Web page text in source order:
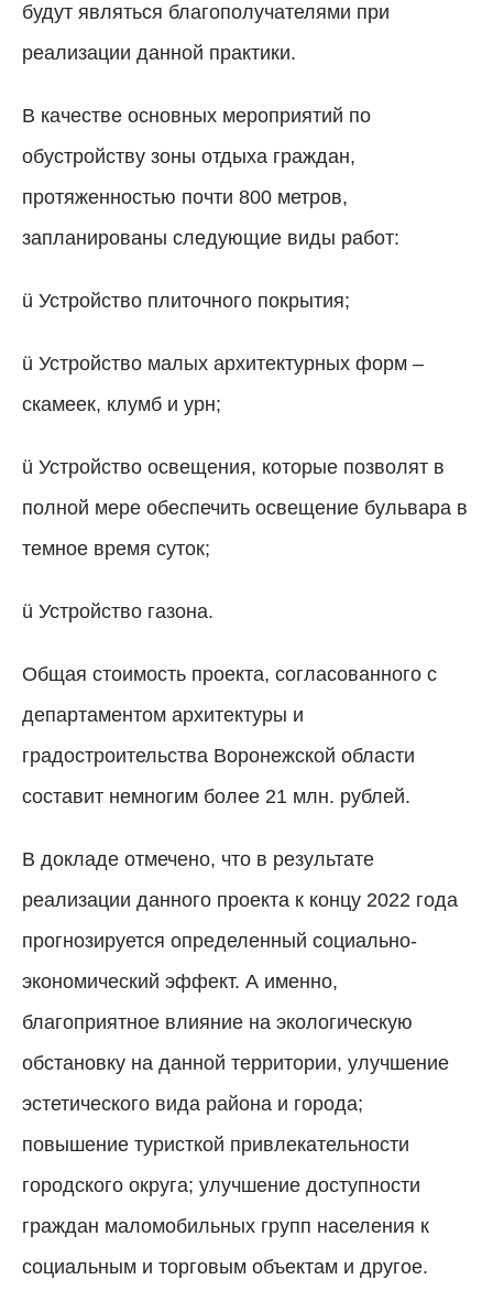
будут являться благополучателями при
реализации данной практики.
В качестве основных мероприятий по
обустройству зоны отдыха граждан,
протяженностью почти 800 метров,
запланированы следующие виды работ:
ü Устройство плиточного покрытия;
ü Устройство малых архитектурных форм –
скамеек, клумб и урн;
ü Устройство освещения, которые позволят в
полной мере обеспечить освещение бульвара в
темное время суток;
ü Устройство газона.
Общая стоимость проекта, согласованного с
департаментом архитектуры и
градостроительства Воронежской области
составит немногим более 21 млн. рублей.
В докладе отмечено, что в результате
реализации данного проекта к концу 2022 года
прогнозируется определенный социально-
экономический эффект. А именно,
благоприятное влияние на экологическую
обстановку на данной территории, улучшение
эстетического вида района и города;
повышение туристкой привлекательности
городского округа; улучшение доступности
граждан маломобильных групп населения к
социальным и торговым объектам и другое.